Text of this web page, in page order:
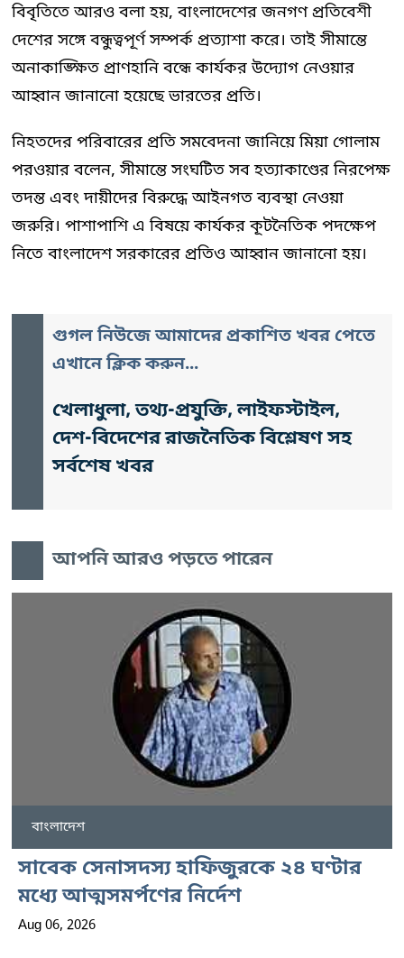
বিবৃতিতে আরও বলা হয়, বাংলাদেশের জনগণ প্রতিবেশী
দেশের সঙ্গে বন্ধুত্বপূর্ণ সম্পর্ক প্রত্যাশা করে। তাই সীমান্তে
অনাকাঙ্ক্ষিত প্রাণহানি বন্ধে কার্যকর উদ্যোগ নেওয়ার
আহ্বান জানানো হয়েছে ভারতের প্রতি।
নিহতদের পরিবারের প্রতি সমবেদনা জানিয়ে মিয়া গোলাম
পরওয়ার বলেন, সীমান্তে সংঘটিত সব হত্যাকাণ্ডের নিরপেক্ষ
তদন্ত এবং দায়ীদের বিরুদ্ধে আইনগত ব্যবস্থা নেওয়া
জরুরি। পাশাপাশি এ বিষয়ে কার্যকর কূটনৈতিক পদক্ষেপ
নিতে বাংলাদেশ সরকারের প্রতিও আহ্বান জানানো হয়।
গুগল নিউজে আমাদের প্রকাশিত খবর পেতে
এখানে ক্লিক করুন...
খেলাধুলা, তথ্য-প্রযুক্তি, লাইফস্টাইল,
দেশ-বিদেশের রাজনৈতিক বিশ্লেষণ সহ
সর্বশেষ খবর
আপনি আরও পড়তে পারেন
বাংলাদেশ
সাবেক সেনাসদস্য হাফিজুরকে ২৪ ঘণ্টার
মধ্যে আত্মসমর্পণের নির্দেশ
Aug 06, 2026